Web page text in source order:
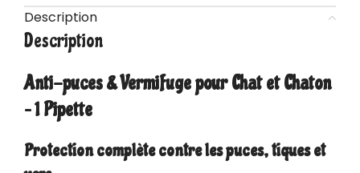
Description
Description
Anti-puces & Vermifuge pour Chat et Chaton
– 1 Pipette
Protection complète contre les puces, tiques et